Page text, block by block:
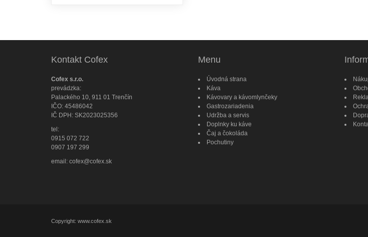
Kontakt Cofex
Cofex s.r.o.
prevádzka:
Palackého 10, 911 01 Trenčín
IČO: 45486042
IČ DPH: SK2023025356
tel:
0915 072 722
0907 197 299
email: cofex@cofex.sk
Menu
Úvodná strana
Káva
Kávovary a kávomlynčeky
Gastrozariadenia
Udržba a servis
Doplnky ku káve
Čaj a čokoláda
Pochutiny
Copyright: www.cofex.sk